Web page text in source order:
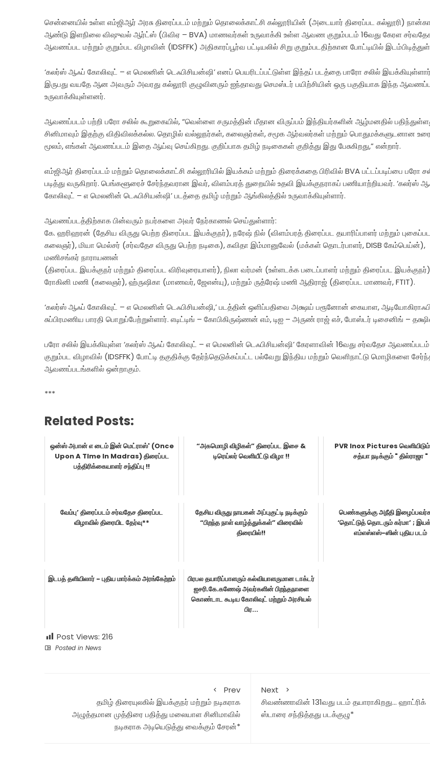
சென்னையில் உள்ள எம்ஜிஆர் அரசு திரைப்படம் மற்றும் தொலைக்காட்சி கல்லூரியின் (அடையார் திரைப்பட கல்லூரி)
ஆண்டு இளநிலை விஷுவல் ஆர்ட்ஸ் (பிவிஏ – BVA) மாணவர்கள் உருவாக்கி உள்ள ஆவண குறும்படம் 16வது கேரள
ஆவணப்பட மற்றும் குறும்பட விழாவின் (IDSFFK) அதிகாரப்பூர்வ பட்டியலில் சிறு குறும்படதிற்கான போட்டியில்
‘கலர்ஸ் ஆஃப் கோலிவுட் – எ மெலனின் டெஃபிசியன்ஷி’ எனப் பெயரிடப்பட்டுள்ள இந்தப் படத்தை பாரோ சலில்
இருபது வயதே ஆன அவரும் அவரது கல்லூரி குழுவினரும் ஐந்தாவது செமஸ்டர் பயிற்சியின் ஒரு பகுதியாக இந்த
உருவாக்கியுள்ளனர்.
ஆவணப்படம் பற்றி பரோ சலில் கூறுகையில், “வெள்ளை சருமத்தின் மீதான விருப்பம் இந்தியர்களின் ஆழ்மனதில்
சினிமாவும் இதற்கு விதிவிலக்கல்ல. தொழில் வல்லுநர்கள், கலைஞர்கள், சமூக ஆர்வலர்கள் மற்றும் பொதுமக்களுடனான
மூலம், எங்கள் ஆவணப்படம் இதை ஆய்வு செய்கிறது. குறிப்பாக தமிழ் நடிகைகள் குறித்து இது பேசுகிறது,” என்றார்.
எம்ஜிஆர் திரைப்படம் மற்றும் தொலைக்காட்சி கல்லூரியில் இயக்கம் மற்றும் திரைக்கதை பிரிவில் BVA பட்டப்படிப்பை பரோ
படித்து வருகிறார். பெங்களூரைச் சேர்ந்தவரான இவர், விளம்பரத் துறையில் உதவி இயக்குநராகப் பணியாற்றியவர். ‘கலர்ஸ்
கோலிவுட் – எ மெலனின் டெஃபிசியன்ஷி’ படத்தை தமிழ் மற்றும் ஆங்கிலத்தில் உருவாக்கியுள்ளார்.
ஆவணப்படத்திற்காக பின்வரும் நபர்களை அவர் நேர்காணல் செய்துள்ளார்:
கே. ஹரிஹரன் (தேசிய விருது பெற்ற திரைப்பட இயக்குநர்), நரேஷ் நில் (விளம்பரத் திரைப்பட தயாரிப்பாளர் மற்றும்
கலைஞர்), மியா மெல்சர் (சர்வதேச விருது பெற்ற நடிகை), கவிதா இம்மானுவேல் (மக்கள் தொடர்பாளர், DISB கேம்பெய்ன்),
மணிசங்கர் நாராயணன்
(திரைப்பட இயக்குநர் மற்றும் திரைப்பட விரிவுரையாளர்), நிலா வர்மன் (உள்ளடக்க படைப்பாளர் மற்றும் திரைப்பட
ரோகினி மணி (கலைஞர்), ஹ்ருஷிகா (மாணவர், ஜேஎன்யு), மற்றும் ருத்ரேஷ் மணி ஆதிராஜ் (திரைப்பட மாணவர், FTIT).
‘கலர்ஸ் ஆஃப் கோலிவுட் – எ மெலனின் டெஃபிசியன்ஷி,’ படத்தின் ஒளிப்பதிவை அக்ஷய் பரூனோன் கையாள,
சுப்பிரமணிய பாரதி பொறுப்பேற்றுள்ளார். எடிட்டிங் – கோபிகிருஷ்ணன் எம், டிஐ – அருண் ராஜ் எச், போஸ்டர் டிசைனிங் –
பரோ சலில் இயக்கியுள்ள ‘கலர்ஸ் ஆஃப் கோலிவுட் – எ மெலனின் டெஃபிசியன்ஷி’ கேரளாவின் 16வது சர்வதேச ஆவணப்படம்
குறும்பட விழாவில் (IDSFFK) போட்டி தகுதிக்கு தேர்ந்தெடுக்கப்பட்ட பல்வேறு இந்திய மற்றும் வெளிநாட்டு மொழிகளை
ஆவணப்படங்களில் ஒன்றாகும்.
***
Related Posts:
ஒன்ஸ் அபான் எ டைம் இன் மெட்ராஸ்' (Once
Upon A TIme In Madras) திரைப்பட
பத்திரிக்கையாளர் சந்திப்பு !!
“அகமொழி விழிகள்” திரைப்பட இசை &
டிரெய்லர் வெளியீட்டு விழா !!
PVR Inox Pictures
சத்யா நடிக்கும் " தில்ராஜா "
வேம்பு’ திரைப்படம் சர்வதேச திரைப்பட
விழாவில் திரையிட தேர்வு**
தேசிய விருது நாயகன் அப்புகுட்டி நடிக்கும்
“பிறந்த நாள் வாழ்த்துக்கள்” விரைவில்
திரையில்!!
பெண்களுக்கு அநீதி
‘தொட்டுத் தொடரும் கர்மா’ ;
எம்எஸ்எஸ்-ஸின் புதிய படம்
இடபத் தளியிலார் - புதிய மார்க்கம் அரங்கேற்றம்
பிரபல தயாரிப்பாளரும் கல்வியாளருமான டாக்டர்
ஐசரி.கே.கணேஷ் அவர்களின் பிறந்தநாளை
கொண்டாட கூடிய கோலிவுட் மற்றும் அரசியல்
பிர...
Post Views: 216
Posted in News
Prev
தமிழ் திரையுலகில் இயக்குநர் மற்றும் நடிகராக
அழுத்தமான முத்திரை பதித்து மலையாள சினிமாவில்
நடிகராக அடியெடுத்து வைக்கும் சேரன்*
Next
சிவண்ணாவின் 131வது படம் தயாராகிறது… ஹாட்ரிக்
ஸ்டாரை சந்தித்தது படக்குழு*